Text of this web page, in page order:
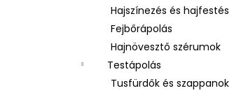
Hajszínezés és hajfestés
Fejbőrápolás
Hajnövesztő szérumok
Testápolás
Tusfürdők és szappanok